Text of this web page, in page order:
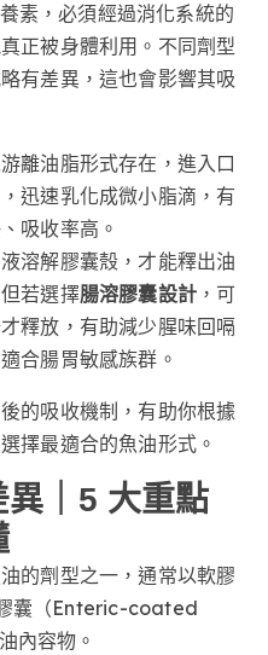
素，必須經過消化系統的
正被身體利用。不同劑型
有差異，這也會影響其吸
離油脂形式存在，進入口
迅速乳化成微小脂滴，有
吸收率高。
溶解膠囊殼，才能釋出油
若選擇腸溶膠囊設計 ，可
釋放，有助減少腥味回嗝
合腸胃敏感族群。
的吸收機制，有助你根據
擇最適合的魚油形式。
｜5 大重點
的劑型之一，通常以軟膠
囊（Enteric-coated
內容物。